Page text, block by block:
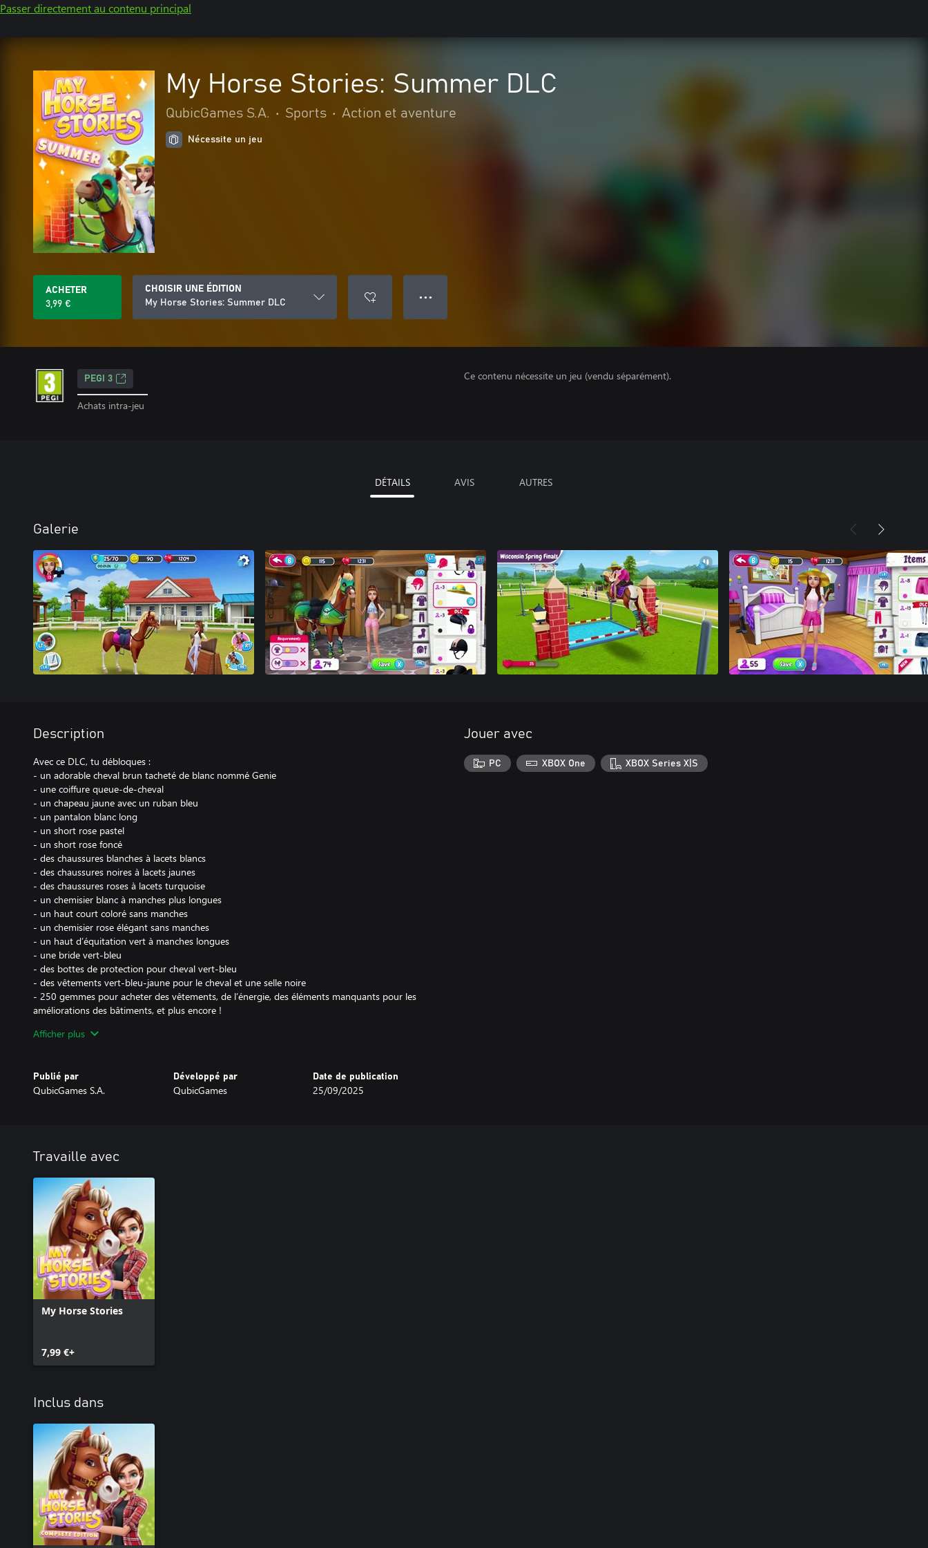
Passer directement au contenu principal
My Horse Stories: Summer DLC
QubicGames S.A. • Sports • Action et aventure
Nécessite un jeu
ACHETER
3,99 €
CHOISIR UNE ÉDITION
My Horse Stories: Summer DLC
● ● ●
PEGI 3
Achats intra-jeu
Ce contenu nécessite un jeu (vendu séparément).
DÉTAILS AVIS AUTRES
Galerie
Description
Avec ce DLC, tu débloques :
- un adorable cheval brun tacheté de blanc nommé Genie
- une coiffure queue-de-cheval
- un chapeau jaune avec un ruban bleu
- un pantalon blanc long
- un short rose pastel
- un short rose foncé
- des chaussures blanches à lacets blancs
- des chaussures noires à lacets jaunes
- des chaussures roses à lacets turquoise
- un chemisier blanc à manches plus longues
- un haut court coloré sans manches
- un chemisier rose élégant sans manches
- un haut d’équitation vert à manches longues
- une bride vert-bleu
- des bottes de protection pour cheval vert-bleu
- des vêtements vert-bleu-jaune pour le cheval et une selle noire
- 250 gemmes pour acheter des vêtements, de l’énergie, des éléments manquants pour les
améliorations des bâtiments, et plus encore !
Boost ton potentiel en t’associant à Genie et gagne des compétitions avec assurance, tout en ayant
Afficher plus
Publié par
QubicGames S.A.
Développé par
QubicGames
Date de publication
25/09/2025
Jouer avec
PC XBOX One XBOX Series X|S
Travaille avec
My Horse Stories
7,99 €+
Inclus dans